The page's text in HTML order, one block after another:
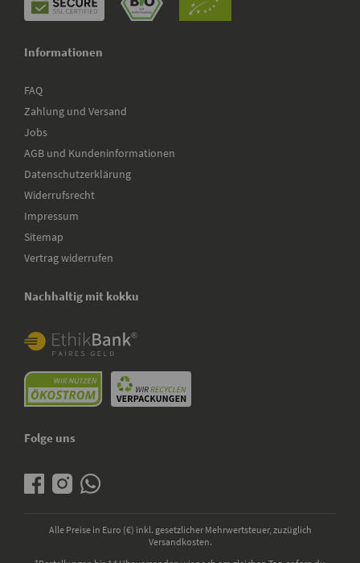
Informationen
FAQ
Zahlung und Versand
Jobs
AGB und Kundeninformationen
Datenschutzerklärung
Widerrufsrecht
Impressum
Sitemap
Vertrag widerrufen
Nachhaltig mit kokku
Folge uns
Alle Preise in Euro (€) inkl. gesetzlicher Mehrwertsteuer, zuzüglich
Versandkosten.